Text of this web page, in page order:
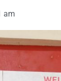
am